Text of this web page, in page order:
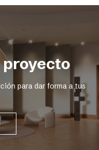
para dar forma a tus